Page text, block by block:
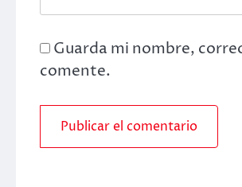
Guarda mi nombre,
comente.